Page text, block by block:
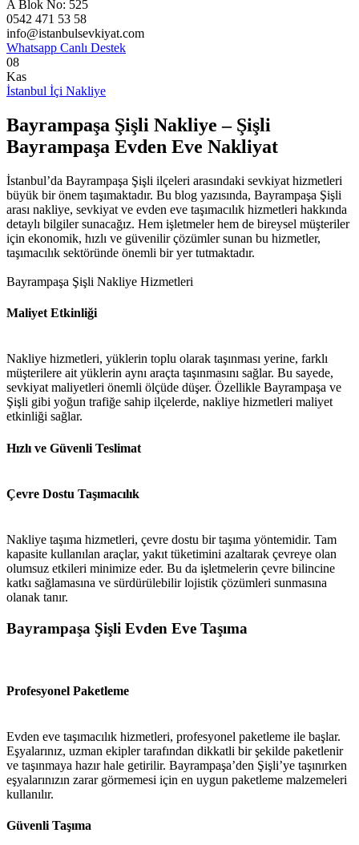
A Blok No: 525
0542 471 53 58
info@istanbulsevkiyat.com
Whatsapp Canlı Destek
08
Kas
İstanbul İçi Nakliye
Bayrampaşa Şişli Nakliye – Şişli
Bayrampaşa Evden Eve Nakliyat
İstanbul’da Bayrampaşa Şişli ilçeleri arasındaki sevkiyat hizmetleri
büyük bir önem taşımaktadır. Bu blog yazısında, Bayrampaşa Şişli
arası nakliye, sevkiyat ve evden eve taşımacılık hizmetleri hakkında
detaylı bilgiler sunacağız. Hem işletmeler hem de bireysel müşteriler
için ekonomik, hızlı ve güvenilir çözümler sunan bu hizmetler,
taşımacılık sektöründe önemli bir yer tutmaktadır.
Bayrampaşa Şişli Nakliye Hizmetleri
Maliyet Etkinliği
Nakliye hizmetleri, yüklerin toplu olarak taşınması yerine, farklı
müşterilere ait yüklerin aynı araçta taşınmasını sağlar. Bu sayede,
sevkiyat maliyetleri önemli ölçüde düşer. Özellikle Bayrampaşa ve
Şişli gibi yoğun trafiğe sahip ilçelerde, nakliye hizmetleri maliyet
etkinliği sağlar.
Hızlı ve Güvenli Teslimat
Çevre Dostu Taşımacılık
Nakliye taşıma hizmetleri, çevre dostu bir taşıma yöntemidir. Tam
kapasite kullanılan araçlar, yakıt tüketimini azaltarak çevreye olan
olumsuz etkileri minimize eder. Bu da işletmelerin çevre bilincine
katkı sağlamasına ve sürdürülebilir lojistik çözümleri sunmasına
olanak tanır.
Bayrampaşa Şişli Evden Eve Taşıma
Profesyonel Paketleme
Evden eve taşımacılık hizmetleri, profesyonel paketleme ile başlar.
Eşyalarınız, uzman ekipler tarafından dikkatli bir şekilde paketlenir
ve taşınmaya hazır hale getirilir. Bayrampaşa’den Şişli’ye taşınırken
eşyalarınızın zarar görmemesi için en uygun paketleme malzemeleri
kullanılır.
Güvenli Taşıma